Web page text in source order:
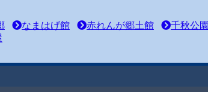
なまはげ館 赤れんが郷土館 千秋公園